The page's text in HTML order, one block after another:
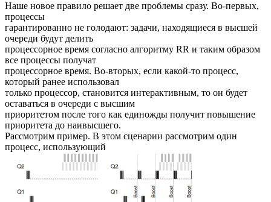
Наше новое правило решает две проблемы сразу. Во-первых,
процессы
гарантированно не голодают: задачи, находящиеся в высшей
очереди будут делить
процессорное время согласно алгоритму RR и таким образом
все процессы получат
процессорное время. Во-вторых, если какой-то процесс,
который ранее использовал
только процессор, становится интерактивным, то он будет
оставаться в очереди с высшим
приоритетом после того как единожды получит повышение
приоритета до наивысшего.
Рассмотрим пример. В этом сценарии рассмотрим один
процесс, использующий